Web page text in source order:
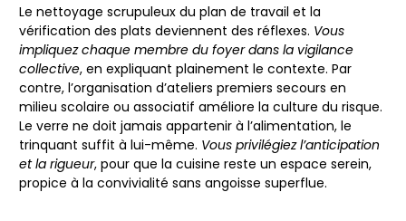
Le nettoyage scrupuleux du plan de travail et la
vérification des plats deviennent des réflexes. Vous
impliquez chaque membre du foyer dans la vigilance
collective, en expliquant plainement le contexte. Par
contre, l’organisation d’ateliers premiers secours en
milieu scolaire ou associatif améliore la culture du risque.
Le verre ne doit jamais appartenir à l’alimentation, le
trinquant suffit à lui-même. Vous privilégiez l’anticipation
et la rigueur, pour que la cuisine reste un espace serein,
propice à la convivialité sans angoisse superflue.